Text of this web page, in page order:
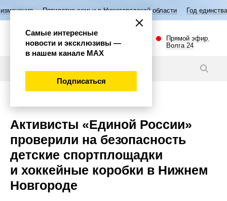
семьи в Нижегородской области Год единства народов
Прямой эфир.
Волга 24
Активисты «Единой России»
проверили на безопасность
детские спортплощадки
и хоккейные коробки в Нижнем
Новгороде
Самые интересные
новости и эксклюзивы —
в нашем канале МАХ
Подписаться